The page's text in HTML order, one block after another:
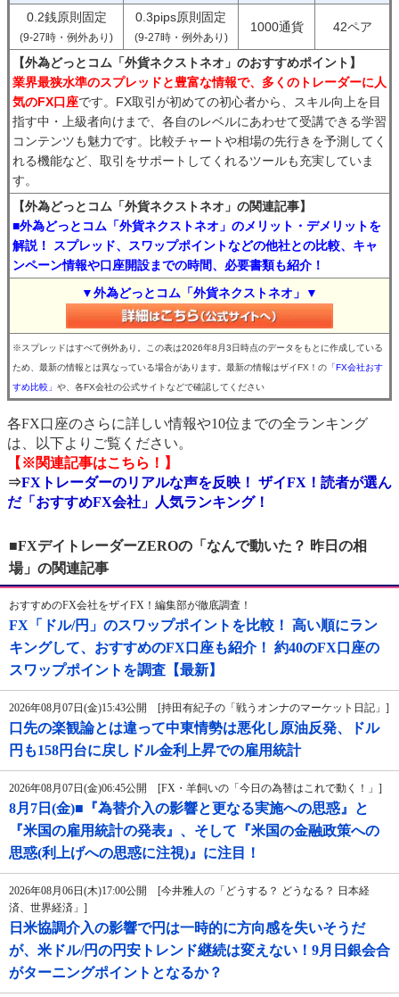
0.2銭原則固定
(9-27時・例外あり)
0.3pips原則固定
(9-27時・例外あり)
1000通貨 42ペア
【外為どっとコム「外貨ネクストネオ」のおすすめポイント】
業界最狭水準のスプレッドと豊富な情報で、多くのトレーダーに人
気のFX口座です。FX取引が初めての初心者から、スキル向上を目
指す中・上級者向けまで、各自のレベルにあわせて受講できる学習
コンテンツも魅力です。比較チャートや相場の先行きを予測してく
れる機能など、取引をサポートしてくれるツールも充実していま
す。
【外為どっとコム「外貨ネクストネオ」の関連記事】
■外為どっとコム「外貨ネクストネオ」のメリット・デメリットを
解説！ スプレッド、スワップポイントなどの他社との比較、キャ
ンペーン情報や口座開設までの時間、必要書類も紹介！
▼外為どっとコム「外貨ネクストネオ」▼
※スプレッドはすべて例外あり。この表は2026年8月3日時点のデータをもとに作成している
ため、最新の情報とは異なっている場合があります。最新の情報はザイFX！の 「FX会社おす
すめ比較」 や、各FX会社の公式サイトなどで確認してください
各FX口座のさらに詳しい情報や10位までの全ランキング
は、以下よりご覧ください。
【※関連記事はこちら！】
⇒FXトレーダーのリアルな声を反映！ ザイFX！読者が選ん
だ「おすすめFX会社」人気ランキング！
■FXデイトレーダーZEROの「なんで動いた？ 昨日の相
場」の関連記事
おすすめのFX会社をザイFX！編集部が徹底調査！
FX「ドル/円」のスワップポイントを比較！ 高い順にラン
キングして、おすすめのFX口座も紹介！ 約40のFX口座の
スワップポイントを調査【最新】
2026年08月07日(金)15:43公開 [持田有紀子の「戦うオンナのマーケット日記」]
口先の楽観論とは違って中東情勢は悪化し原油反発、ドル
円も158円台に戻しドル金利上昇での雇用統計
2026年08月07日(金)06:45公開 [FX・羊飼いの「今日の為替はこれで動く！」]
8月7日(金)■『為替介入の影響と更なる実施への思惑』と
『米国の雇用統計の発表』、そして『米国の金融政策への
思惑(利上げへの思惑に注視)』に注目！
2026年08月06日(木)17:00公開 [今井雅人の「どうする？ どうなる？ 日本経
済、世界経済」]
日米協調介入の影響で円は一時的に方向感を失いそうだ
が、米ドル/円の円安トレンド継続は変えない！9月日銀会合
がターニングポイントとなるか？